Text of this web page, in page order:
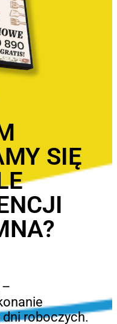
SIĘ
–
roboczych.